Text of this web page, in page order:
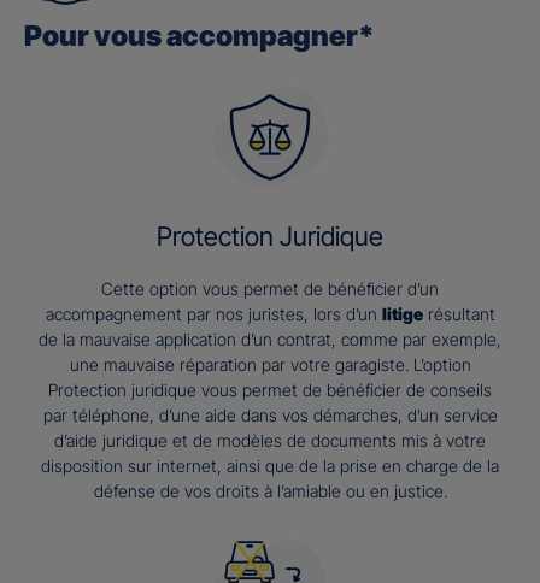
Pour vous accompagner*
Protection Juridique
Cette option vous permet de bénéficier d’un
accompagnement par nos juristes, lors d’un litigerésultant
de la mauvaise application d’un contrat, comme par exemple,
une mauvaise réparation par votre garagiste. L’option
Protection juridique vous permet de bénéficier de conseils
par téléphone, d’une aide dans vos démarches, d’un service
d’aide juridique et de modèles de documents mis à votre
disposition sur internet, ainsi que de la prise en charge de la
défense de vos droits à l’amiable ou en justice.